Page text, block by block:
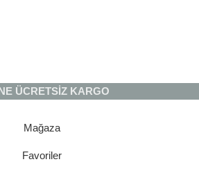
ÜCRETSİZ KARGO
Mağaza
Favoriler